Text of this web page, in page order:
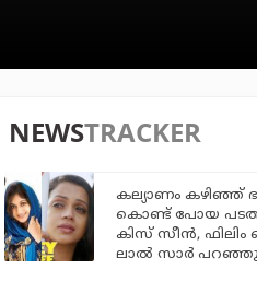
NEWSTRACKER
കല്യാണം കഴിഞ്ഞ്
കൊണ്ട് പോയ
കിസ് സീന്‍, ഫിലിം
ലാല്‍ സാര്‍